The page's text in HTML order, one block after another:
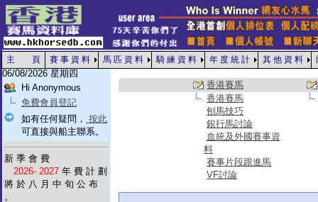
主 頁 賽 事 資 料 馬 匹 資 料 騎 練 資 料 年 度 統 計 其 他 資 料
06/08/2026 星期四
Hi Anonymous
免費會員登記
如有任何疑問， 按此
可直接與船主聯系。
新 季 會 費
2026- 2027 年 費 計 劃
將 於 八 月 中 旬 公 布
。
香港賽馬
香港賽馬
刨馬技巧
銀行馬討論
血統及外國賽事資
料
賽事片段跟進馬
VF討論